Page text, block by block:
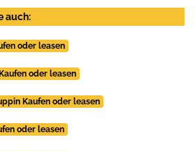
auch:
oder leasen
oder leasen
Kaufen oder leasen
oder leasen